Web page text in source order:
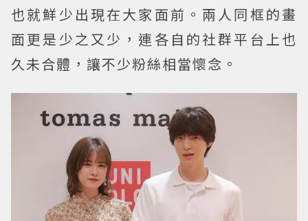
也就鮮少出現在大家面前。兩人同框的畫
面更是少之又少，連各自的社群平台上也
久未合體，讓不少粉絲相當懷念。